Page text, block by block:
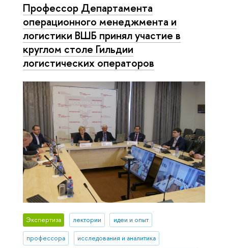
Профессор Департамента
операционного менеджмента и
логистики ВШБ принял участие в
круглом столе Гильдии
логистических операторов
Экспертиза лектории идеи и опыт
профессора исследования и аналитика